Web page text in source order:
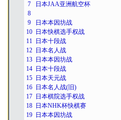
7
日本JAA亚洲航空杯
8
9
日本本因坊战
10 日本快棋选手权战
11 日本十段战
12 日本名人战
13 日本本因坊战
14 日本十段战
15 日本天元战
16 日本名人战(旧)
17 日本棋院选手权战
18 日本NHK杯快棋赛
19 日本本因坊战